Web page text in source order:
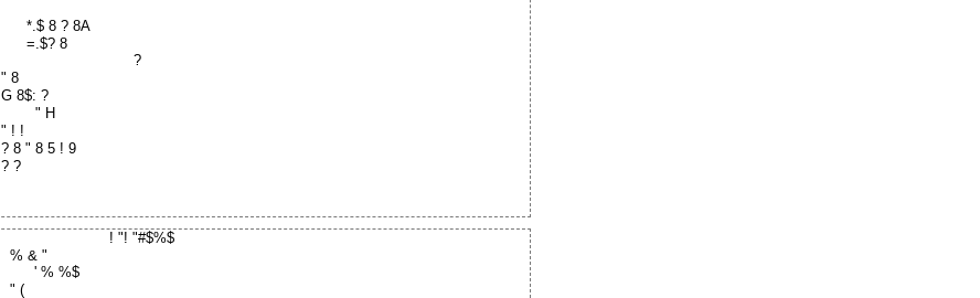
*.$ 8 ? 8A
=.$? 8
?
" 8
G 8$: ?
" H
" ! !
? 8 " 8 5 ! 9
? ?
! "! "#$%$
% & "
' % %$
" (